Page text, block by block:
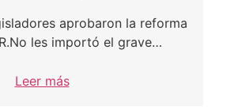
aprobaron la reforma
les importó el grave…
Leer más